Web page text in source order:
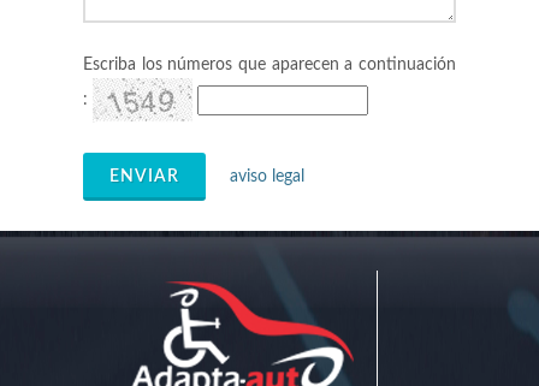
Escriba los números que aparecen a continuación
:
ENVIAR aviso legal